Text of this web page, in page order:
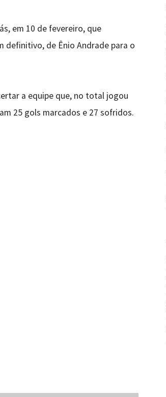
em 10 de fevereiro, que
definitivo, de Ênio Andrade para o
a equipe que, no total jogou
25 gols marcados e 27 sofridos.